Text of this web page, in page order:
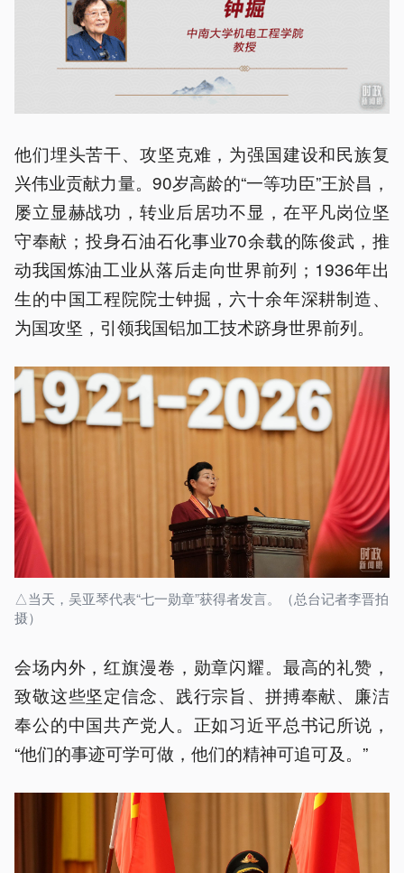
他们埋头苦干、攻坚克难，为强国建设和民族复
兴伟业贡献力量。90岁高龄的“一等功臣”王於昌，
屡立显赫战功，转业后居功不显，在平凡岗位坚
守奉献；投身石油石化事业70余载的陈俊武，推
动我国炼油工业从落后走向世界前列；1936年出
生的中国工程院院士钟掘，六十余年深耕制造、
为国攻坚，引领我国铝加工技术跻身世界前列。
△当天，吴亚琴代表“七一勋章”获得者发言。（总台记者李晋拍
摄）
会场内外，红旗漫卷，勋章闪耀。最高的礼赞，
致敬这些坚定信念、践行宗旨、拼搏奉献、廉洁
奉公的中国共产党人。正如习近平总书记所说，
“他们的事迹可学可做，他们的精神可追可及。”